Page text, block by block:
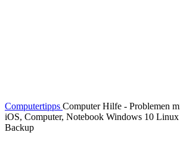
Computertipps Computer Hilfe - Problemen
iOS, Computer, Notebook Windows 10
Backup